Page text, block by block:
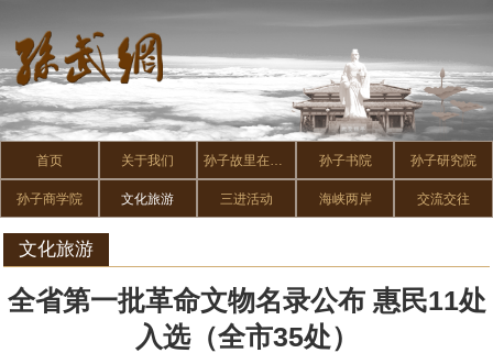
首页 关于我们 孙子故里在惠民 孙子书院 孙子研究院
孙子商学院 文化旅游 三进活动 海峡两岸 交流交往
文化旅游
全省第一批革命文物名录公布 惠民11处
入选（全市35处）